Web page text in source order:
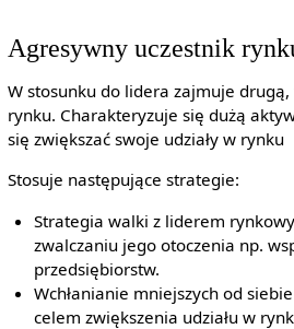
Agresywny uczestnik
W stosunku do lidera zajmuje
rynku. Charakteryzuje się dużą
się zwiększać swoje udziały w rynku
Stosuje następujące strategie:
Strategia walki z liderem
zwalczaniu jego otoczenia np.
przedsiębiorstw.
Wchłanianie mniejszych od
celem zwiększenia udziału w